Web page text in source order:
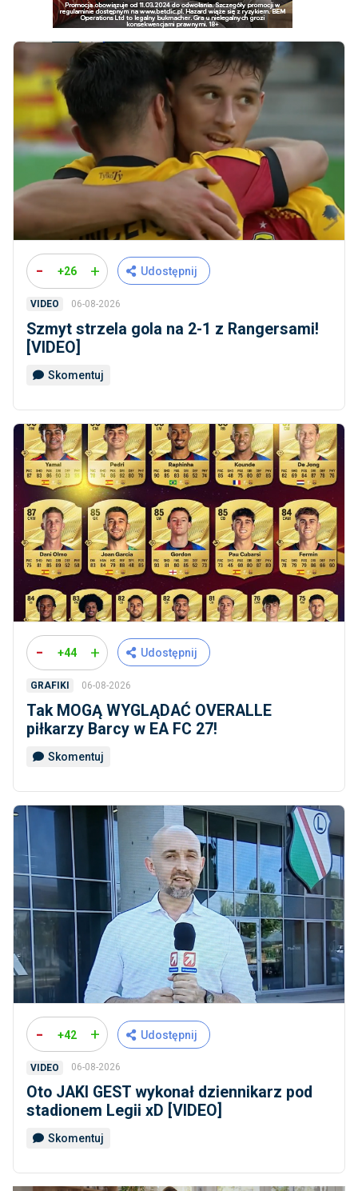
- +26 + Udostępnij
VIDEO 06-08-2026
Szmyt strzela gola na 2-1 z Rangersami!
[VIDEO]
Skomentuj
- +44 + Udostępnij
GRAFIKI 06-08-2026
Tak MOGĄ WYGLĄDAĆ OVERALLE
piłkarzy Barcy w EA FC 27!
Skomentuj
- +42 + Udostępnij
VIDEO 06-08-2026
Oto JAKI GEST wykonał dziennikarz pod
stadionem Legii xD [VIDEO]
Skomentuj